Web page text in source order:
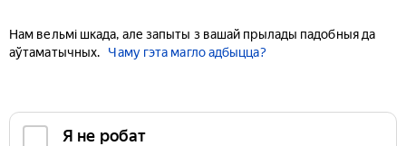
Нам вельмі шкада, але запыты з вашай прылады падобныя да
аўтаматычных.
Чаму гэта магло адбыцца?
Я не робат